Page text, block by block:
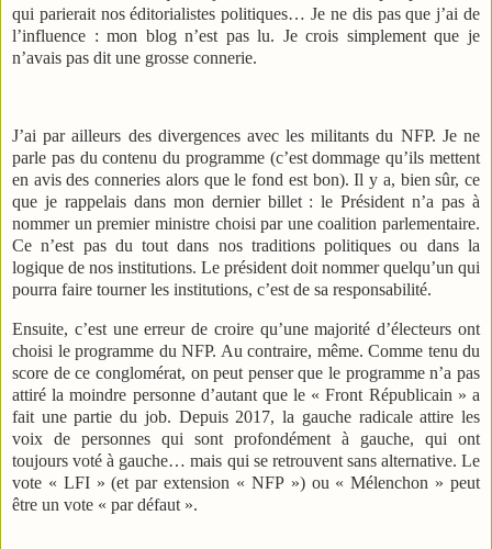
qui parierait nos éditorialistes politiques… Je ne dis pas que j’ai de
l’influence : mon blog n’est pas lu. Je crois simplement que je
n’avais pas dit une grosse connerie.
J’ai par ailleurs des divergences avec les militants du NFP. Je ne
parle pas du contenu du programme (c’est dommage qu’ils mettent
en avis des conneries alors que le fond est bon). Il y a, bien sûr, ce
que je rappelais dans mon dernier billet : le Président n’a pas à
nommer un premier ministre choisi par une coalition parlementaire.
Ce n’est pas du tout dans nos traditions politiques ou dans la
logique de nos institutions. Le président doit nommer quelqu’un qui
pourra faire tourner les institutions, c’est de sa responsabilité.
Ensuite, c’est une erreur de croire qu’une majorité d’électeurs ont
choisi le programme du NFP. Au contraire, même. Comme tenu du
score de ce conglomérat, on peut penser que le programme n’a pas
attiré la moindre personne d’autant que le « Front Républicain » a
fait une partie du job. Depuis 2017, la gauche radicale attire les
voix de personnes qui sont profondément à gauche, qui ont
toujours voté à gauche… mais qui se retrouvent sans alternative. Le
vote « LFI » (et par extension « NFP ») ou « Mélenchon » peut
être un vote « par défaut ».